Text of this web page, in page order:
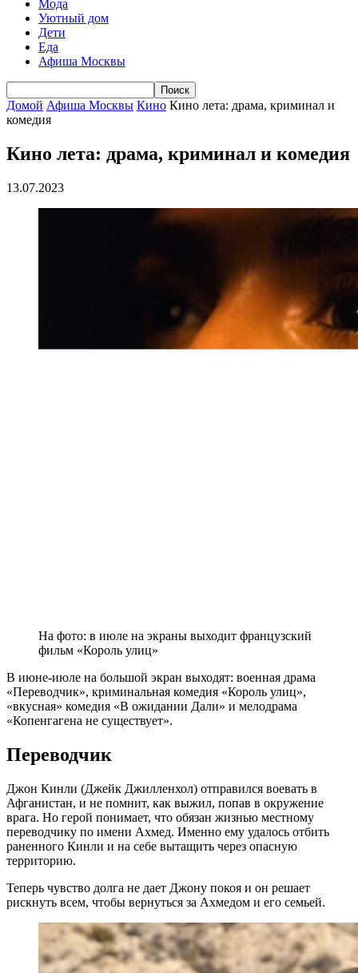
Мода
Уютный дом
Дети
Еда
Афиша Москвы
Домой Афиша Москвы Кино Кино лета: драма, криминал и
комедия
Кино лета: драма, криминал и комедия
13.07.2023
На фото: в июле на экраны выходит французский
фильм «Король улиц»
В июне-июле на большой экран выходят: военная драма
«Переводчик», криминальная комедия «Король улиц»,
«вкусная» комедия «В ожидании Дали» и мелодрама
«Копенгагена не существует».
Переводчик
Джон Кинли (Джейк Джилленхол) отправился воевать в
Афганистан, и не помнит, как выжил, попав в окружение
врага. Но герой понимает, что обязан жизнью местному
переводчику по имени Ахмед. Именно ему удалось отбить
раненного Кинли и на себе вытащить через опасную
территорию.
Теперь чувство долга не дает Джону покоя и он решает
рискнуть всем, чтобы вернуться за Ахмедом и его семьей.